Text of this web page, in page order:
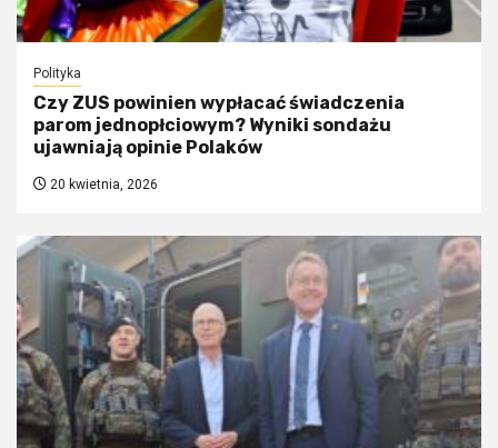
Polityka
Czy ZUS powinien wypłacać świadczenia
parom jednopłciowym? Wyniki sondażu
ujawniają opinie Polaków
20 kwietnia, 2026